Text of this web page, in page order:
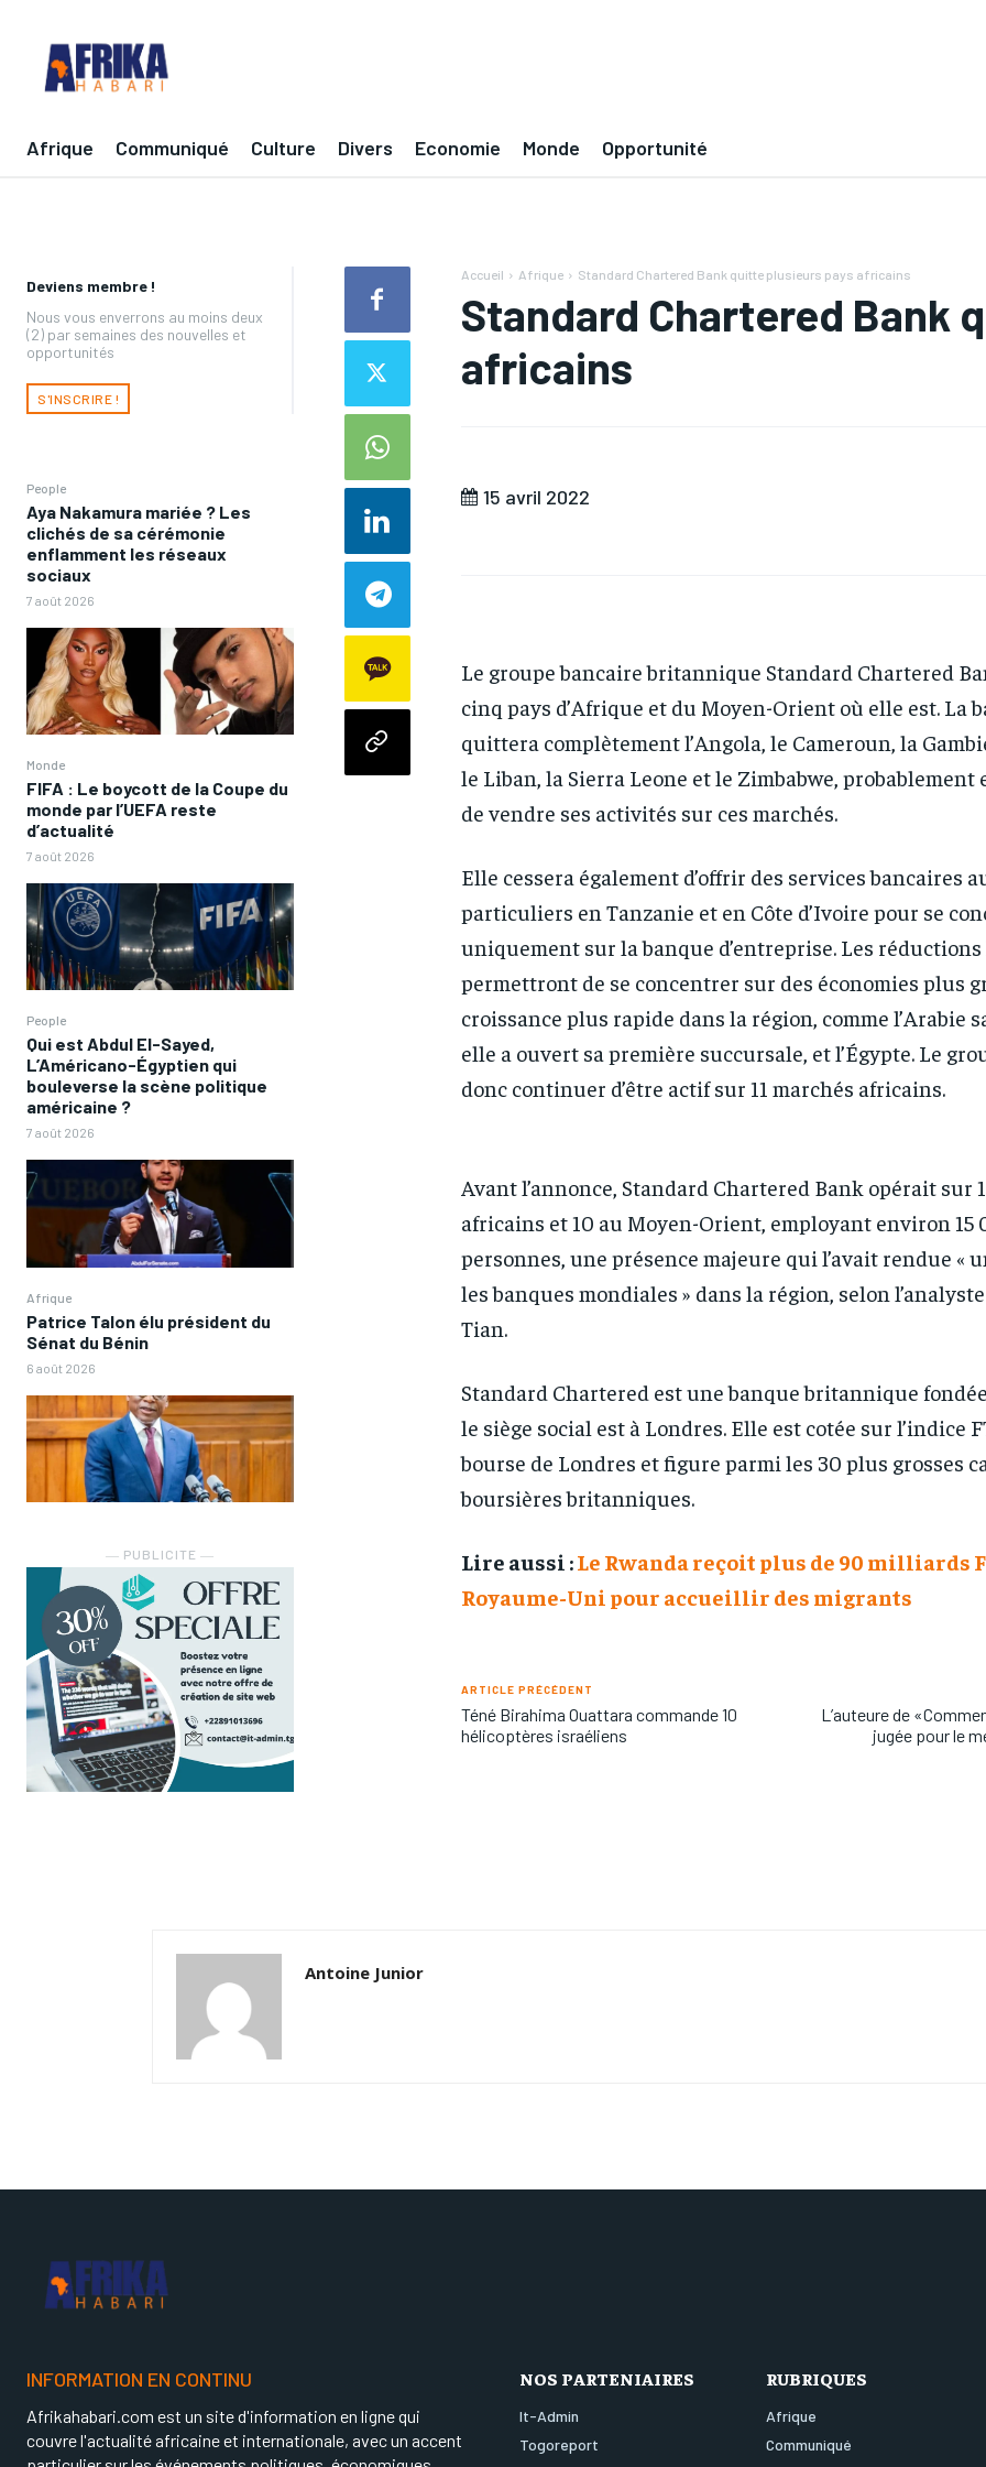
Sign up with just an email address and you
get access to this tier instantly.
1-YEAR
/ year
Pay now and you get access to exclusive
news and articles for a whole year.
By
opt
Sign up with just an email address and you
get access to this tier instantly.
1-YEAR
/ year
Pay now and you get access to exclusive
news and articles for a whole year.
By
opt
Afrique Communiqué Culture Divers Economie Monde Opportunité
Deviens membre !
Nous vous enverrons au moins deux
(2) par semaines des nouvelles et
opportunités
S'INSCRIRE !
People
Aya Nakamura mariée ? Les
clichés de sa cérémonie
enflamment les réseaux
sociaux
7 août 2026
Monde
FIFA : Le boycott de la Coupe du
monde par l’UEFA reste
d’actualité
7 août 2026
People
Qui est Abdul El-Sayed,
L’Américano-Égyptien qui
bouleverse la scène politique
américaine ?
7 août 2026
Afrique
Patrice Talon élu président du
Sénat du Bénin
6 août 2026
― PUBLICITE ―
Accueil Afrique Standard Chartered Bank quitte plusieurs pays africains
Standard Chartered Bank
africains
15 avril 2022
Le groupe bancaire britannique Standard Chartered
cinq pays d’Afrique et du Moyen-Orient où elle est. La
quittera complètement l’Angola, le Cameroun, la
le Liban, la Sierra Leone et le Zimbabwe, probablement
de vendre ses activités sur ces marchés.
Elle cessera également d’offrir des services bancaires
particuliers en Tanzanie et en Côte d’Ivoire pour se
uniquement sur la banque d’entreprise. Les
permettront de se concentrer sur des économies plus
croissance plus rapide dans la région, comme l’Arabie
elle a ouvert sa première succursale, et l’Égypte. Le
donc continuer d’être actif sur 11 marchés africains.
Avant l’annonce, Standard Chartered Bank opérait sur
africains et 10 au Moyen-Orient, employant environ 15
personnes, une présence majeure qui l’avait rendue «
les banques mondiales » dans la région, selon
Tian.
Standard Chartered est une banque britannique
le siège social est à Londres. Elle est cotée sur l’indice
bourse de Londres et figure parmi les 30 plus grosses
boursières britanniques.
Lire aussi :Le Rwanda reçoit plus de 90 milliards F
Royaume-Uni pour accueillir des migrants
ARTICLE PRÉCÉDENT
Téné Birahima Ouattara commande 10
hélicoptères israéliens
L’auteure de
jugée pour le
Antoine Junior
INFORMATION EN CONTINU
Afrikahabari.com est un site d'information en ligne qui
couvre l'actualité africaine et internationale, avec un accent
NOS PARTENIAIRES
It-Admin
Togoreport
RUBRIQUES
Afrique
Communiqué